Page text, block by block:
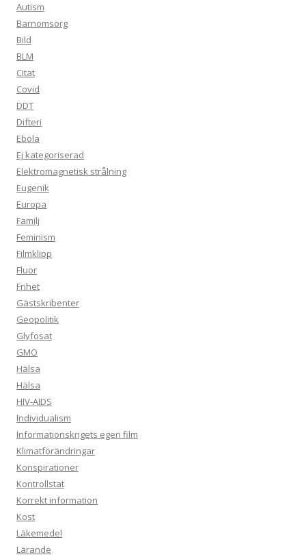
Autism
Barnomsorg
Bild
BLM
Citat
Covid
DDT
Difteri
Ebola
Ej kategoriserad
Elektromagnetisk strålning
Eugenik
Europa
Familj
Feminism
Filmklipp
Fluor
Frihet
Gästskribenter
Geopolitik
Glyfosat
GMO
Hälsa
Hälsa
HIV-AIDS
Individualism
Informationskrigets egen film
Klimatförändringar
Konspirationer
Kontrollstat
Korrekt information
Kost
Läkemedel
Lärande